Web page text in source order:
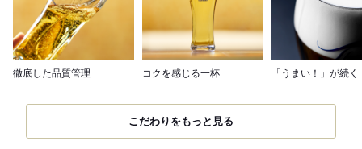
徹底した品質管理 コクを感じる一杯 「うまい！」が続く
こだわりをもっと見る